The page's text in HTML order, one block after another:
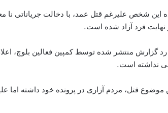
این شخص علیرغم قتل عمد، با دخالت جریاناتی
فرد آزاد شده است.
گزارش منتشر شده توسط کمپین فعالین بلوچ،
نداشته است.
موضوع قتل، مردم آزاری در پرونده خود داشته اما